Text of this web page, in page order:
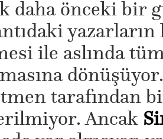
daha önceki bir
ile aslında
tarafından
Ancak